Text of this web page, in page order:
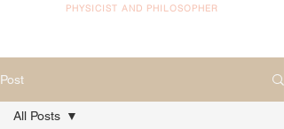
PHYSICIST AND PHILOSOPHER
Post
All Posts